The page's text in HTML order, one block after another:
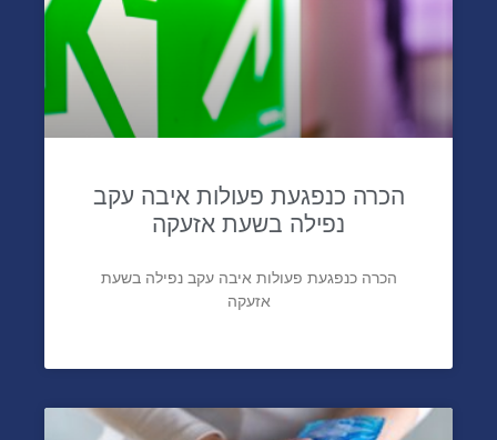
הכרה כנפגעת פעולות איבה עקב
נפילה בשעת אזעקה
הכרה כנפגעת פעולות איבה עקב נפילה בשעת
אזעקה